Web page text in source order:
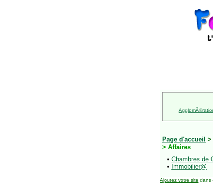
Page d'accueil >
> Affaires
• Chambres de
• Immobilier@
Ajoutez votre site dans